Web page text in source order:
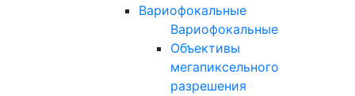
Вариофокальные
Вариофокальные
Объективы
мегапиксельного
разрешения